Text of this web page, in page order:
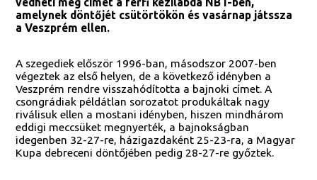
amelynek döntőjét csütörtökön és vasárnap játssza
a Veszprém ellen.
A szegediek először 1996-ban, másodszor 2007-ben
végeztek az első helyen, de a következő idényben a
Veszprém rendre visszahódította a bajnoki címet. A
csongrádiak példátlan sorozatot produkáltak nagy
riválisuk ellen a mostani idényben, hiszen mindhárom
eddigi meccsüket megnyerték, a bajnokságban
idegenben 32-27-re, házigazdaként 25-23-ra, a Magyar
Kupa debreceni döntőjében pedig 28-27-re győztek.